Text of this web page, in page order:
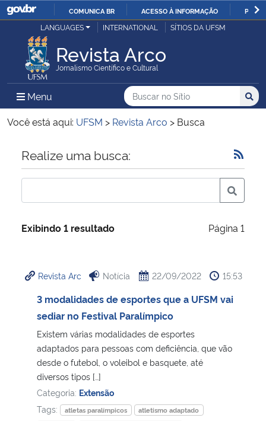
IR
O
COMUNICA BR ACESSO À INFORMAÇÃO
Ministério da Justiça e Segurança Pública
Ministério da Defesa
Ministério das Relações Exteriores
Ministério da Economia
Ministério da Infraestrutura
Ministério da Cidadania
Ministério de Minas e Energia
Ministério da Ciência, Tecnologia, Inovações e Comunicações
Ministério do Meio Ambiente
LANGUAGES INTERNATIONAL SÍTIOS DA UFSM
Revista Arco
Jornalismo Científico e Cultural
Menu Menu Principal do Sítio
Busca
Buscar no no Sítio
Busca:
Você está aqui: UFSM > Revista Arco > Busca
Início do conteúdo
Realize uma busca:
Exibindo 1 resultado Página 1
Revista Arc Notícia 22/09/2022 15:53
3 modalidades de esportes que a UFSM vai
sediar no Festival Paralímpico
Existem várias modalidades de esportes
adaptados para pessoas com deficiência, que vão
desde o futebol, o voleibol e basquete, até
diversos tipos […]
Categoria: Extensão
Tags:
atletas paralímpicos
atletismo adaptado